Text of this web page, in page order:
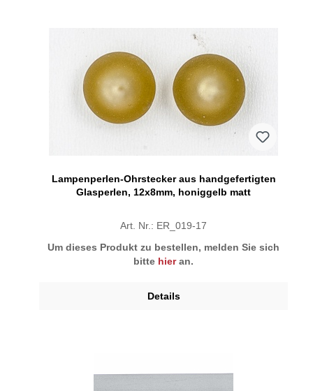
Lampenperlen-Ohrstecker aus handgefertigten
Glasperlen, 12x8mm, honiggelb matt
Art. Nr.: ER_019-17
Um dieses Produkt zu bestellen, melden Sie sich
bitte hieran.
Details